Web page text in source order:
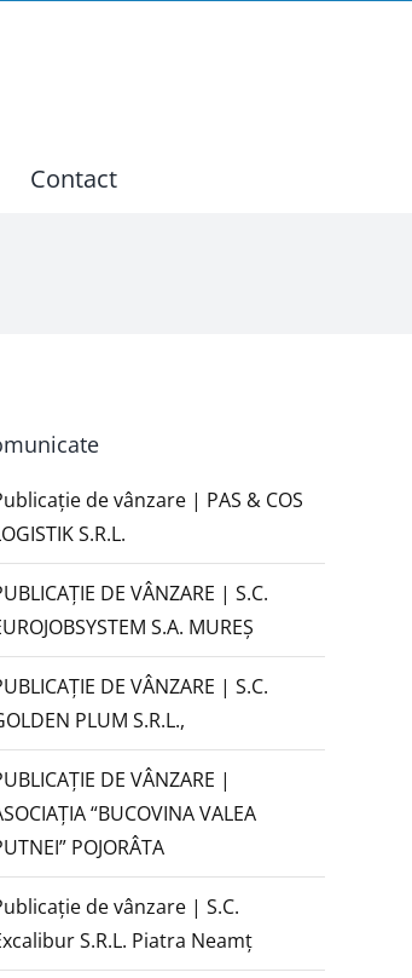
Contact
de vânzare | PAS & COS
S.R.L.
DE VÂNZARE | S.C.
S.A. MUREȘ
DE VÂNZARE | S.C.
PLUM S.R.L.,
DE VÂNZARE |
“BUCOVINA VALEA
POJORÂTA
de vânzare | S.C.
S.R.L. Piatra Neamţ